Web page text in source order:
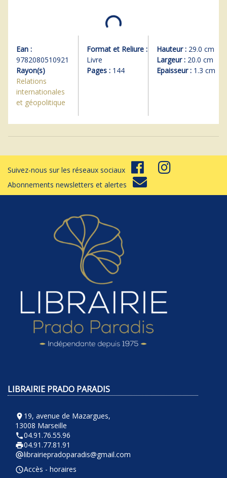
Ean :
9782080510921
Rayon(s)
Relations
internationales
et géopolitique
Format et Reliure :
Livre
Pages :144
Hauteur : 29.0 cm
Largeur : 20.0 cm
Epaisseur : 1.3 cm
Suivez-nous sur les réseaux sociaux
Abonnements newsletters et alertes
LIBRAIRIE PRADO PARADIS
room 19, avenue de Mazargues,
13008 Marseille
phone04.91.76.55.96
local_printshop04.91.77.81.91
alternate_emaillibrairiepradoparadis@gmail.com
query_builderAccès - horaires